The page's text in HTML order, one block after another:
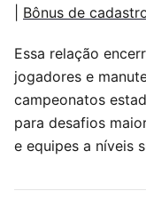
Bônus de
Essa relação
jogadores e
campeonatos
para desafios
e equipes a níveis